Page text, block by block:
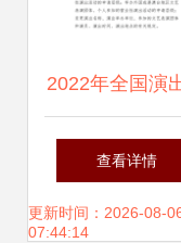
2022年全国演
纪人员资格认定
试大纲解析 科
查看详情
更新时间：2026-08-
07:44:14